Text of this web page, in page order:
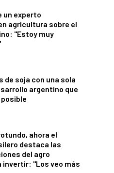
un experto
agricultura sobre el
"Estoy muy
de soja con una sola
argentino que
ahora el
destaca las
del agro
invertir: "Los veo más